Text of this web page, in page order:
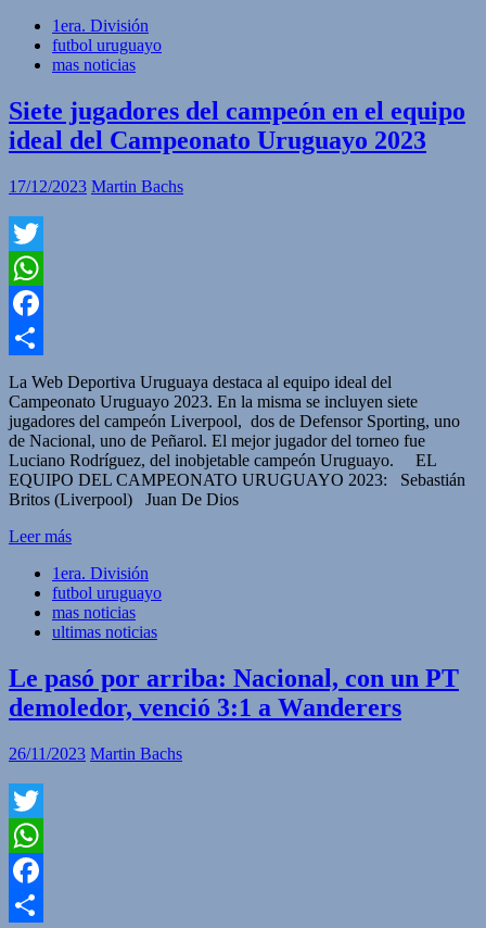
1era. División
futbol uruguayo
mas noticias
Siete jugadores del campeón en el equipo
ideal del Campeonato Uruguayo 2023
17/12/2023 Martin Bachs
Twitter
WhatsApp
Facebook
Compartir
La Web Deportiva Uruguaya destaca al equipo ideal del
Campeonato Uruguayo 2023. En la misma se incluyen siete
jugadores del campeón Liverpool, dos de Defensor Sporting, uno
de Nacional, uno de Peñarol. El mejor jugador del torneo fue
Luciano Rodríguez, del inobjetable campeón Uruguayo. EL
EQUIPO DEL CAMPEONATO URUGUAYO 2023: Sebastián
Britos (Liverpool) Juan De Dios
Leer más
1era. División
futbol uruguayo
mas noticias
ultimas noticias
Le pasó por arriba: Nacional, con un PT
demoledor, venció 3:1 a Wanderers
26/11/2023 Martin Bachs
Twitter
WhatsApp
Facebook